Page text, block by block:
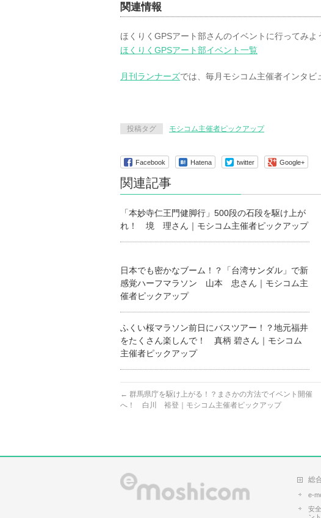
関連情報
ほくりくGPSアート部さんのイベントに行ってみよ
ほくりくGPSアート部イベント一覧
月刊ランナーズでは、毎月モシコム主催者インタビ
投稿タグ モシコム主催者ピックアップ
Facebook Hatena twitter Google+
関連記事
「本妙寺仁王門健脚行」500段の石段を駆け上が
れ！ 境 理さん｜モシコム主催者ピックアップ
日本でも密かなブーム！？「台湾サンダル」で新
感覚ハーフマラソン 山本 忠さん｜モシコム主
催者ピックアップ
ふくい桜マラソン前日にバスツアー！？地元福井
をたくさん楽しんで！ 真柄 碧さん｜モシコム
主催者ピックアップ
← 群馬県庁を駆け上がる！？まさかの方法でイベント開催
へ！ 白川 裕登｜モシコム主催者ピックアップ
総
e-
安